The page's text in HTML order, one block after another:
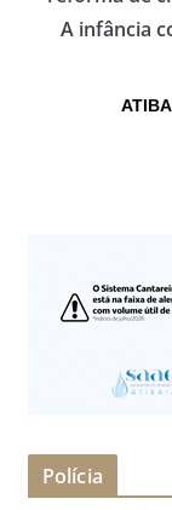
A infância
Polícia